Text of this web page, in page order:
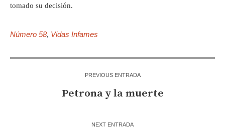
tomado su decisión.
Número 58, Vidas Infames
PREVIOUS ENTRADA
Petrona y la muerte
NEXT ENTRADA